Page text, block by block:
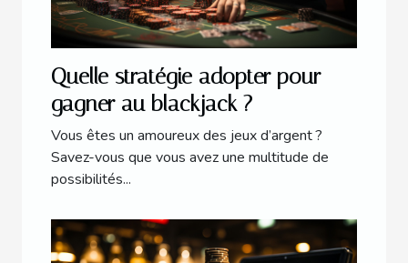
Quelle stratégie adopter pour
gagner au blackjack ?
Vous êtes un amoureux des jeux d’argent ?
Savez-vous que vous avez une multitude de
possibilités...